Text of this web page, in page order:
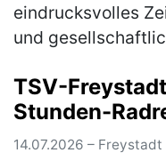
eindrucksvolles
und
Pawlewitz (1.
TSV-
Stunden-
14.07.2026 – Freystadt